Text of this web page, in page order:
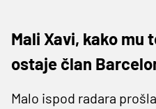
Mali Xavi, kako mu
ostaje član
Malo ispod radara